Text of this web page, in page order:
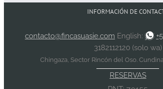
INFORMACIÓN DE
contacto@fincasuasie.com English:
3182112120 (solo wa)
Chingaza, Sector Rincón del Oso.
RESERVAS